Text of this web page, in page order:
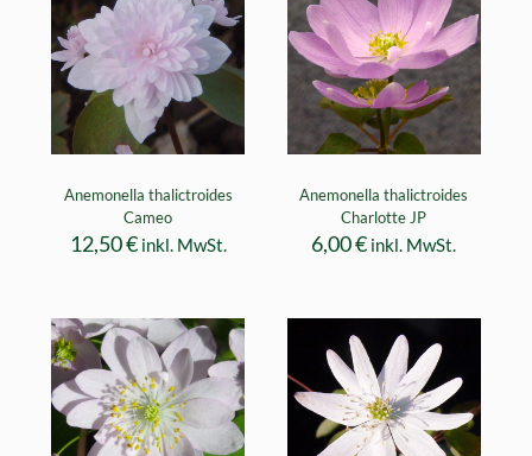
Anemonella thalictroides
Cameo
12,50€ inkl. MwSt.
Anemonella thalictroides
Charlotte JP
6,00€ inkl. MwSt.